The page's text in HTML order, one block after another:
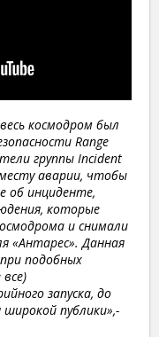
космодром был
Range
группы Incident
месту аварии, чтобы
об инциденте,
которые
и снимали
«Антарес». Данная
подобных
запуска, до
публики»,-